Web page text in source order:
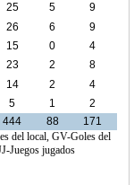
25 5
9
26 6
9
15 0
4
23 2
8
14 2
4
5 1
2
444 88
171
del local, GV-Goles del
Juegos jugados